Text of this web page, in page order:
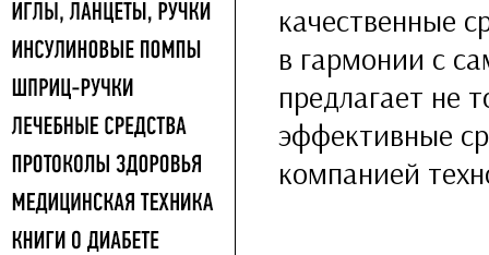
качественные
в гармонии с
предлагает не
эффективные
компанией